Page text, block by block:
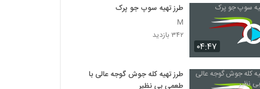
۰۴:۴۷
طرز تهیه سوپ جو پرک
M
۳۴۲ بازدید
طرز تهیه کله جوش گوجه عالی با
طعمی بی نظیر